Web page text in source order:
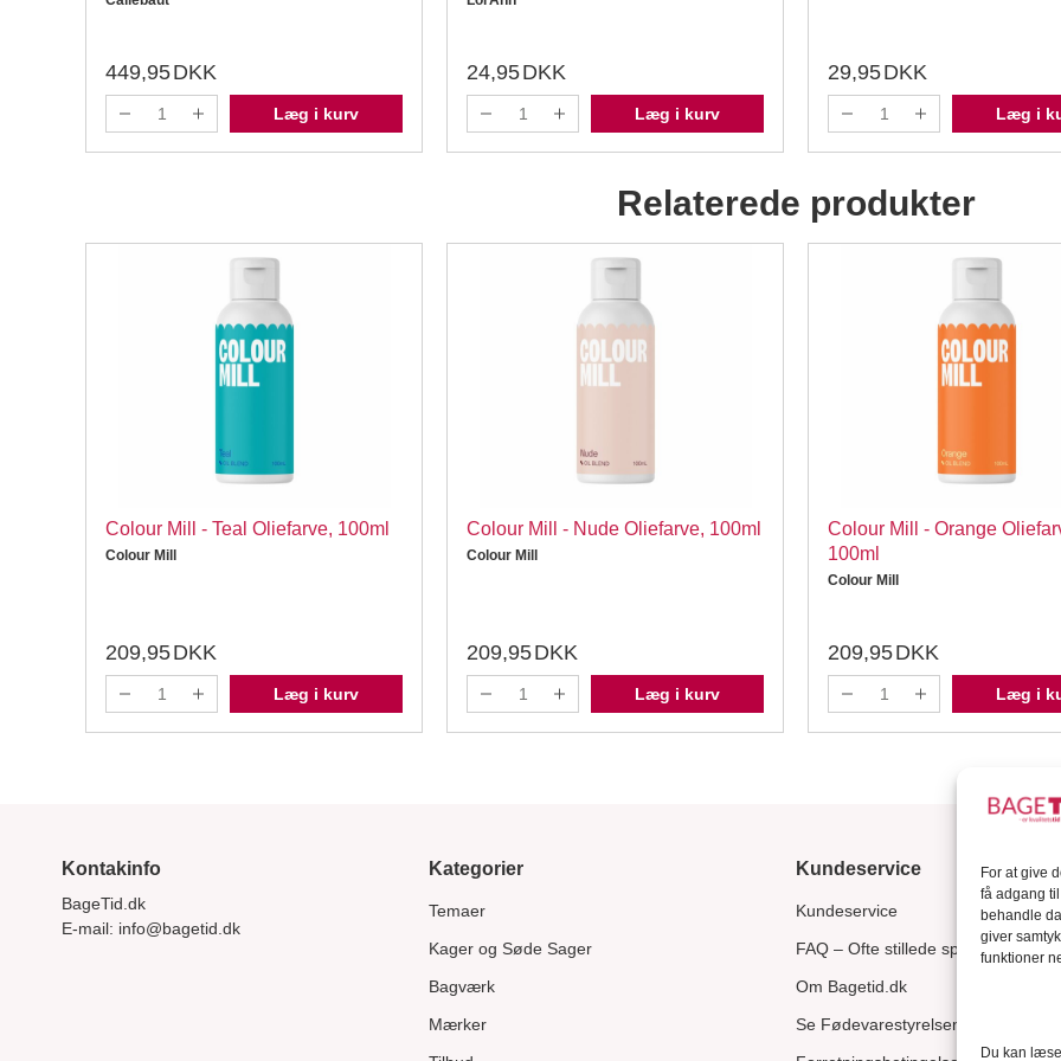
For at give
få adgang
behandle
giver
funktioner
Du kan
449,95DKK
Læg i kurv
24,95DKK
Læg i kurv
29,95DKK
Læg i
Relaterede produkter
Colour Mill - Teal Oliefarve, 100ml
Colour Mill
209,95DKK
Læg i kurv
Colour Mill - Nude Oliefarve, 100ml
Colour Mill
209,95DKK
Læg i kurv
Colour Mill - Orange
100ml
Colour Mill
209,95DKK
Læg i
Kontakinfo
BageTid.dk
E-mail: info@bagetid.dk
Kategorier
Temaer
Kager og Søde Sager
Bagværk
Mærker
Kundeservice
Kundeservice
FAQ – Ofte stillede spørgsmål
Om Bagetid.dk
Se Fødevarestyrelsens smiley-